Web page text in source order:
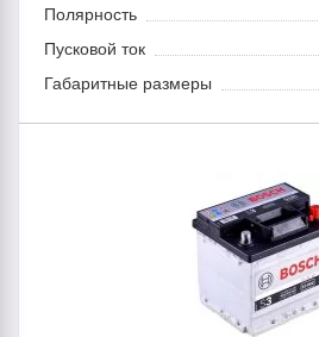
Полярность
Пусковой ток
Габаритные размеры